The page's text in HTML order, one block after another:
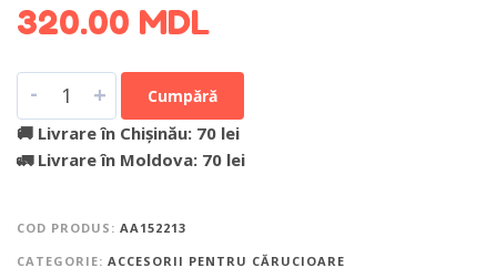
320.00 MDL
- + Cumpără
🚚 Livrare în Chișinău: 70 lei
🚛 Livrare în Moldova: 70 lei
COD PRODUS: AA152213
CATEGORIE: ACCESORII PENTRU CĂRUCIOARE